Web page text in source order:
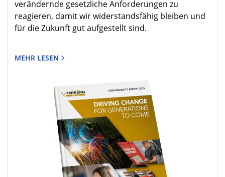
verändernde gesetzliche Anforderungen zu
reagieren, damit wir widerstandsfähig bleiben und
für die Zukunft gut aufgestellt sind.
MEHR LESEN